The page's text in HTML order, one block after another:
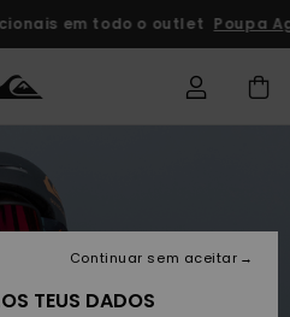
em todo o outlet Poupa
à tua
TEUS DADOS
Continuar sem aceitar